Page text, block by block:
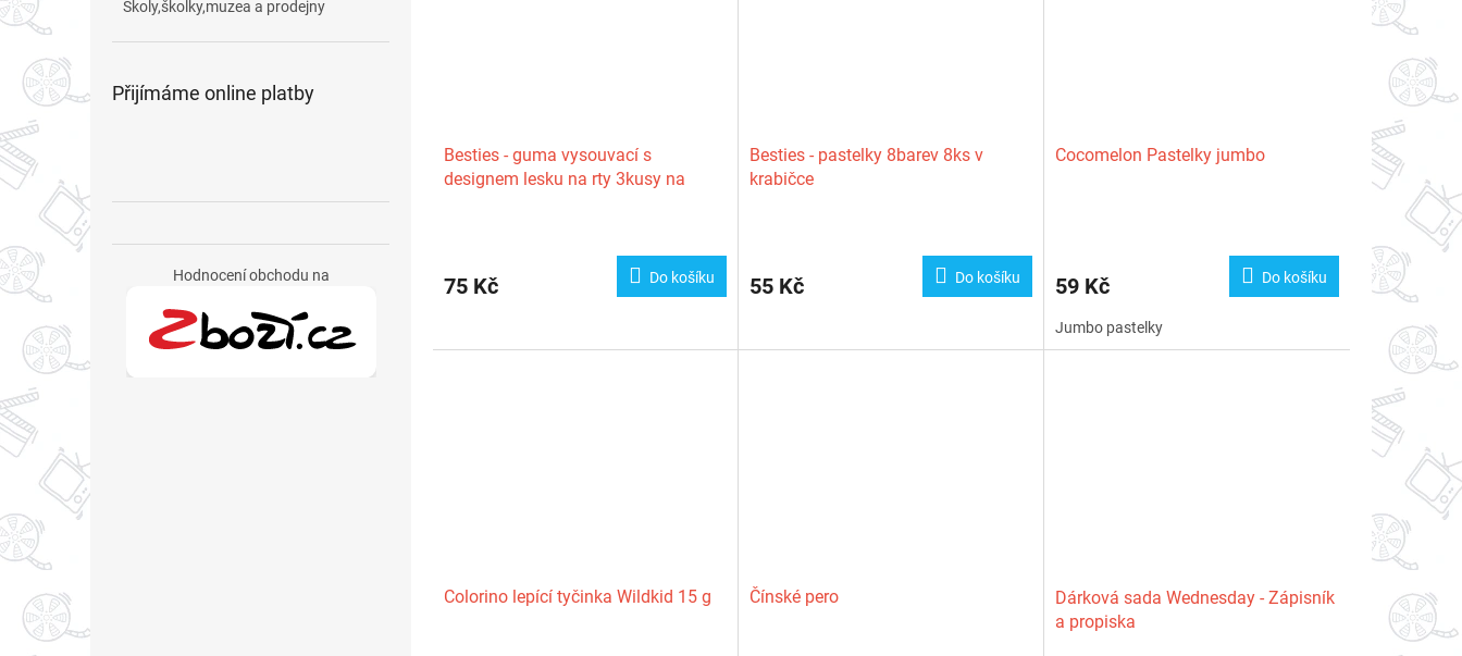
Školy,školky,muzea a prodejny
Přijímáme online platby
Hodnocení obchodu na
Besties - guma vysouvací s
designem lesku na rty 3kusy na
75 Kč Do košíku
Besties - pastelky 8barev 8ks v
krabičce
55 Kč Do košíku
Cocomelon Pastelky jumbo
59 Kč Do košíku
Jumbo pastelky
Colorino lepící tyčinka Wildkid 15 g Čínské pero
Dárková sada Wednesday - Zápisník
a propiska